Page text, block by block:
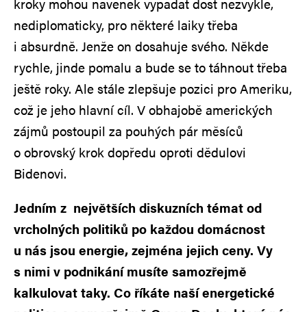
kroky mohou navenek vypadat dost nezvykle,
nediplomaticky, pro některé laiky třeba
i absurdně. Jenže on dosahuje svého. Někde
rychle, jinde pomalu a bude se to táhnout třeba
ještě roky. Ale stále zlepšuje pozici pro Ameriku,
což je jeho hlavní cíl. V obhajobě amerických
zájmů postoupil za pouhých pár měsíců
o obrovský krok dopředu oproti dědulovi
Bidenovi.
Jedním z největších diskuzních témat od
vrcholných politiků po každou domácnost
u nás jsou energie, zejména jejich ceny. Vy
s nimi v podnikání musíte samozřejmě
kalkulovat taky. Co říkáte naší energetické